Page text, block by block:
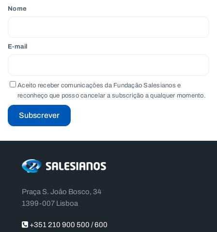
Nome
E-mail
Aceito receber comunicações da Fundação Salesianos e
reconheço que posso cancelar a subscrição a qualquer momento.
Subscrever
Praça S. João Bosco, 34
1399-007 Lisboa
+351 210 900 500 / 600